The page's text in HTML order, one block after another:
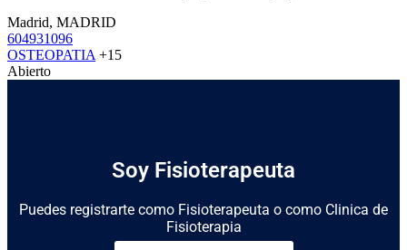
Madrid, MADRID
604931096
OSTEOPATIA +15
Abierto
Soy Fisioterapeuta
Puedes registrarte como Fisioterapeuta o como Clinica de
Fisioterapia